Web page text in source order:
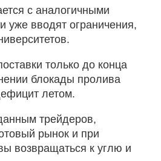
с аналогичными
уже вводят ограничения,
только до конца
блокады пролива
летом.
трейдеров,
рынок и при
возвращаться к углю и